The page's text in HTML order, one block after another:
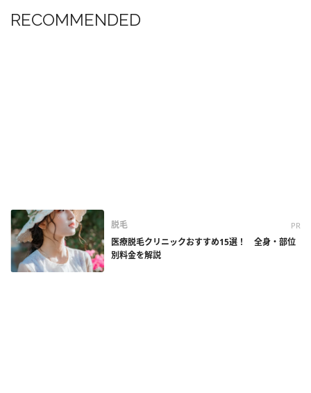
RECOMMENDED
脱毛 PR
医療脱毛クリニックおすすめ15選！ 全身・部位
別料金を解説